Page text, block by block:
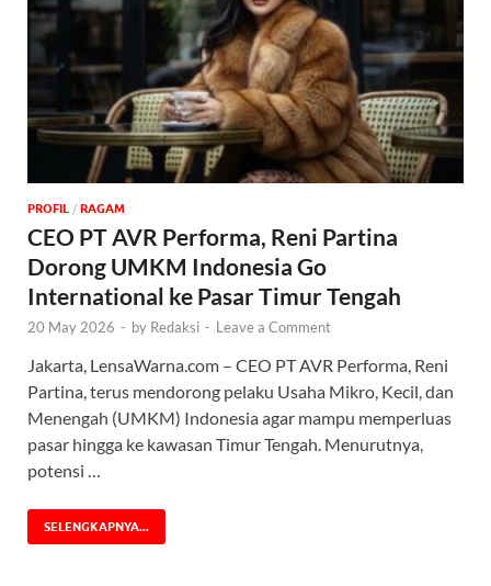
PROFIL / ‎RAGAM
CEO PT AVR Performa, Reni Partina
Dorong UMKM Indonesia Go
International ke Pasar Timur Tengah
20 May 2026 - by Redaksi - Leave a Comment
Jakarta, LensaWarna.com – CEO PT AVR Performa, Reni
Partina, terus mendorong pelaku Usaha Mikro, Kecil, dan
Menengah (UMKM) Indonesia agar mampu memperluas
pasar hingga ke kawasan Timur Tengah. Menurutnya,
potensi …
SELENGKAPNYA...